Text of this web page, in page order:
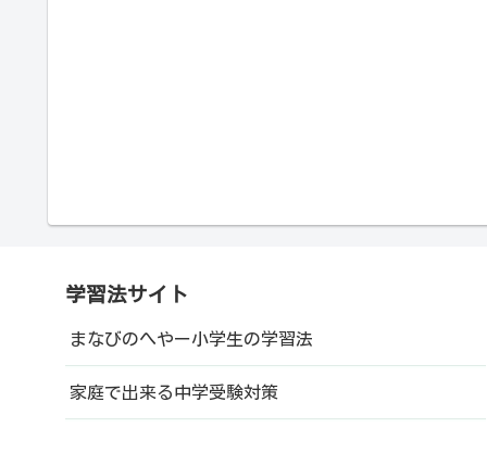
学習法サイト
まなびのへやー小学生の学習法
家庭で出来る中学受験対策